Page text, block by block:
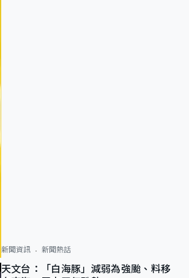
新聞資訊 新聞熱話
天文台：「白海豚」減弱為強颱、料移